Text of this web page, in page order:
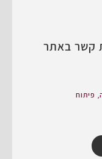
קשר באתר
, פיתוח